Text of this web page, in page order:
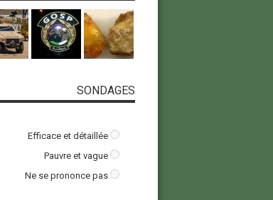
SONDAGES
Efficace et détaillée
Pauvre et vague
Ne se prononce pas